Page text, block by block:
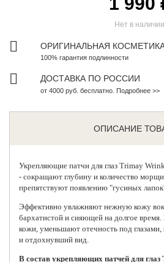
Нет в наличии
ОРИГИНАЛЬНАЯ
100% гарантия подлинности
ДОСТАВКА ПО РОССИИ
от 4000 руб. бесплатно. Подробнее >>
ОПИСАНИЕ
Укрепляющие патчи для глазTrimay
- сокращают глубину и количество
препятствуют появлению "гусиных
Эффективно увлажняют нежную кожу
бархатистой и сияющей на долгое
кожи, уменьшают отечность под
и отдохнувший вид.
В состав укрепляющих патчей для